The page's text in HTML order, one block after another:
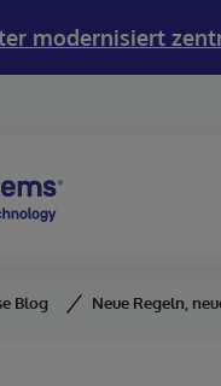
modernisiert
Blog Neue Regeln,